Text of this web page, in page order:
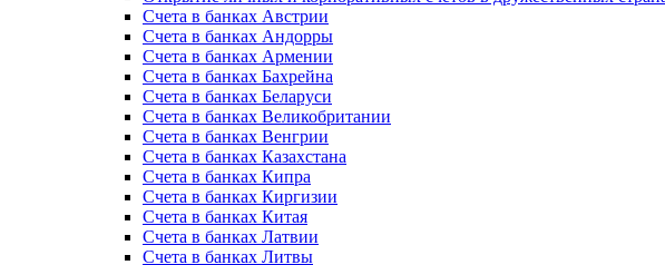
Счета в банках Австрии
Счета в банках Андорры
Счета в банках Армении
Счета в банках Бахрейна
Счета в банках Беларуси
Счета в банках Великобритании
Счета в банках Венгрии
Счета в банках Казахстана
Счета в банках Кипра
Счета в банках Киргизии
Счета в банках Китая
Счета в банках Латвии
Счета в банках Литвы